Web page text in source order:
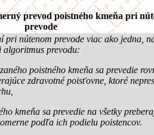
prevod poistného kmeňa pri
prevode
pri nútenom prevode viac ako jedna,
algoritmus prevodu:
poistného kmeňa sa prevedie
zdravotné poisťovne, ktoré
kmeňa sa prevedie na všetky
podľa ich podielu poistencov.